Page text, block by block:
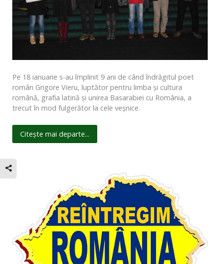
Pe 18 ianuarie s-au împlinit 9 ani de când îndrăgitul poet
român Grigore Vieru, luptător pentru limba şi cultura
română, grafia latină şi unirea Basarabiei cu România, a
trecut în mod fulgerător la cele veşnice.
Citește mai departe...